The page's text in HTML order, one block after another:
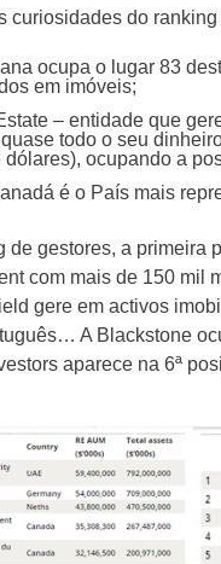
curiosidades do
ocupa o lugar 83
em imóveis;
– entidade que
todo o seu
ocupando a
é o País mais
de gestores, a primeira
com mais de 150 mil
gere em activos
A Blackstone
aparece na 6ª